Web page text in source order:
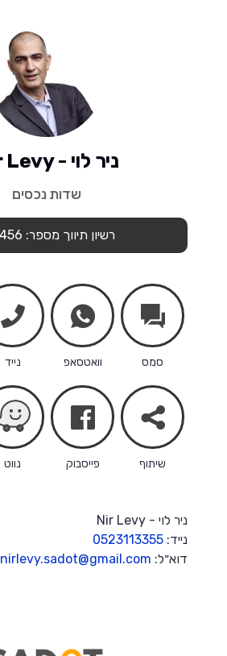
ניר לוי - Nir Levy
שדות נכסים
רשיון תיווך מספר: 314456
chats
whatsapp
phone
סמס וואטסאפ נייד
share
facebook
שיתוף פייסבוק נווט
ניר לוי - Nir Levy
נייד: 0523113355
דוא״ל: nirlevy.sadot@gmail.com